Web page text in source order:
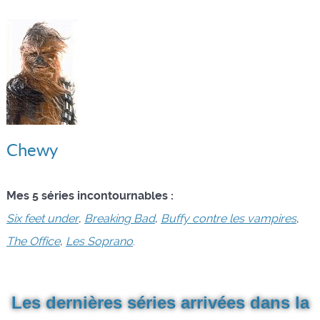
Chewy
Mes 5 séries incontournables :
Six feet under, Breaking Bad, Buffy contre les vampires,
The Office, Les Soprano.
Les dernières séries arrivées dans la